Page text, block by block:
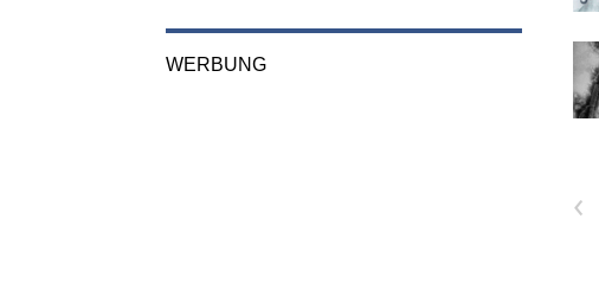
‹
WERBUNG